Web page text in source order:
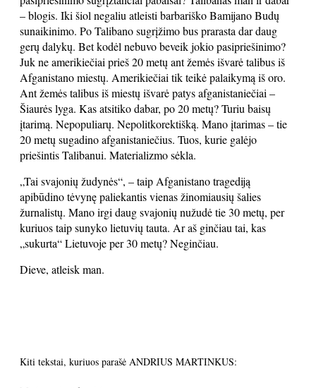
– blogis. Iki šiol negaliu atleisti barbariško Bamijano Budų
sunaikinimo. Po Talibano sugrįžimo bus prarasta dar daug
gerų dalykų. Bet kodėl nebuvo beveik jokio pasipriešinimo?
Juk ne amerikiečiai prieš 20 metų ant žemės išvarė talibus iš
Afganistano miestų. Amerikiečiai tik teikė palaikymą iš oro.
Ant žemės talibus iš miestų išvarė patys afganistaniečiai –
Šiaurės lyga. Kas atsitiko dabar, po 20 metų? Turiu baisų
įtarimą. Nepopuliarų. Nepolitkorektišką. Mano įtarimas – tie
20 metų sugadino afganistaniečius. Tuos, kurie galėjo
priešintis Talibanui. Materializmo sėkla.
„Tai svajonių žudynės“, – taip Afganistano tragediją
apibūdino tėvynę paliekantis vienas žinomiausių šalies
žurnalistų. Mano irgi daug svajonių nužudė tie 30 metų, per
kuriuos taip sunyko lietuvių tauta. Ar aš ginčiau tai, kas
„sukurta“ Lietuvoje per 30 metų? Neginčiau.
Dieve, atleisk man.
Kiti tekstai, kuriuos parašė ANDRIUS MARTINKUS: